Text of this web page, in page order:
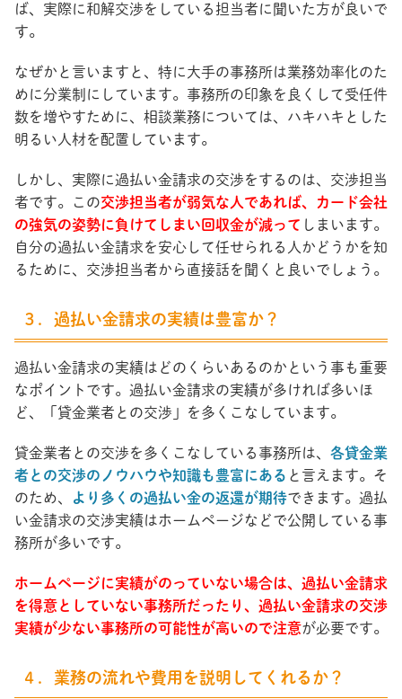
ば、実際に和解交渉をしている担当者に聞いた方が良いで
す。
なぜかと言いますと、特に大手の事務所は業務効率化のた
めに分業制にしています。事務所の印象を良くして受任件
数を増やすために、相談業務については、ハキハキとした
明るい人材を配置しています。
しかし、実際に過払い金請求の交渉をするのは、交渉担当
者です。この交渉担当者が弱気な人であれば、カード会社
の強気の姿勢に負けてしまい回収金が減って しまいます。
自分の過払い金請求を安心して任せられる人かどうかを知
るために、交渉担当者から直接話を聞くと良いでしょう。
３．過払い金請求の実績は豊富か？
過払い金請求の実績はどのくらいあるのかという事も重要
なポイントです。過払い金請求の実績が多ければ多いほ
ど、「貸金業者との交渉」を多くこなしています。
貸金業者との交渉を多くこなしている事務所は、 各貸金業
者との交渉のノウハウや知識も豊富にある と言えます。そ
のため、
より多くの過払い金の返還が期待できます。過払
い金請求の交渉実績はホームページなどで公開している事
務所が多いです。
ホームページに実績がのっていない場合は、過払い金請求
を得意としていない事務所だったり、過払い金請求の交渉
実績が少ない事務所の可能性が高いので注意が必要です。
４．業務の流れや費用を説明してくれるか？